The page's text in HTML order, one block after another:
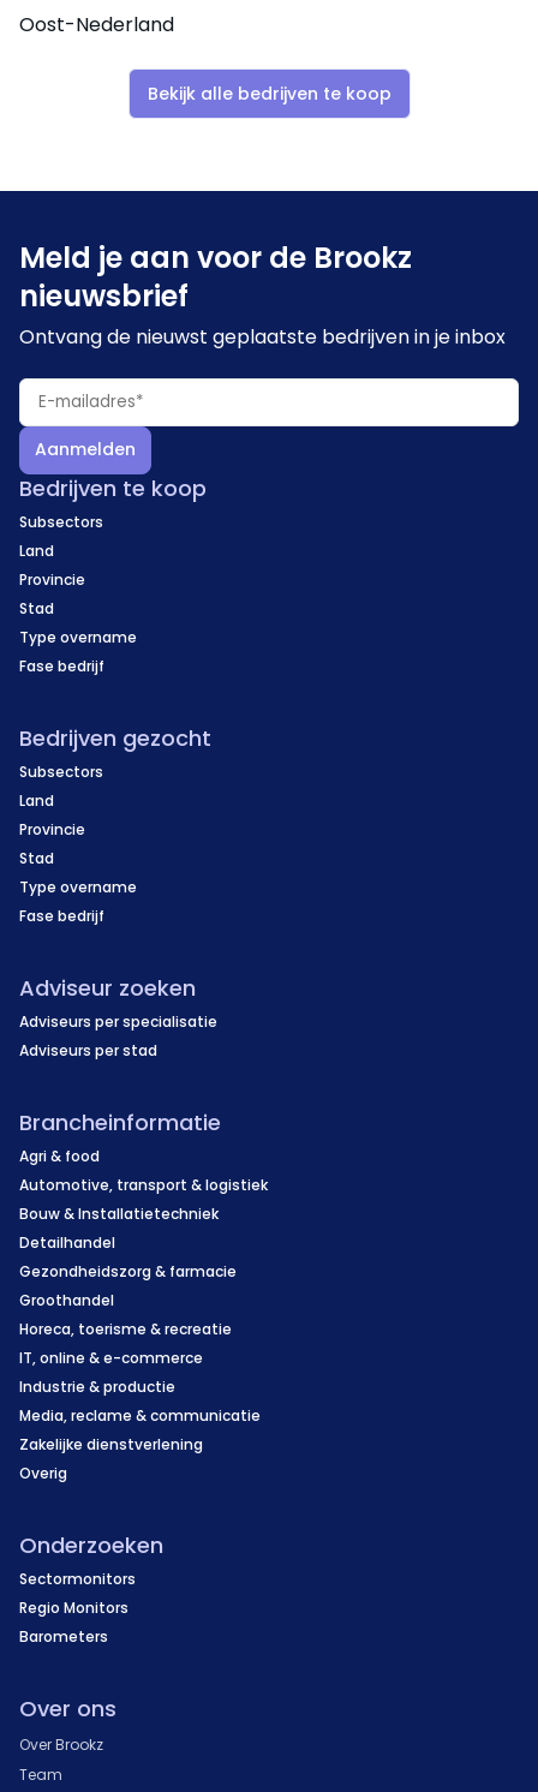
Oost-Nederland
Bekijk alle bedrijven te koop
Meld je aan voor de Brookz
nieuwsbrief
Ontvang de nieuwst geplaatste bedrijven in je inbox
Aanmelden
Bedrijven te koop
Subsectors
Land
Provincie
Stad
Type overname
Fase bedrijf
Bedrijven gezocht
Subsectors
Land
Provincie
Stad
Type overname
Fase bedrijf
Adviseur zoeken
Adviseurs per specialisatie
Adviseurs per stad
Brancheinformatie
Agri & food
Automotive, transport & logistiek
Bouw & Installatietechniek
Detailhandel
Gezondheidszorg & farmacie
Groothandel
Horeca, toerisme & recreatie
IT, online & e-commerce
Industrie & productie
Media, reclame & communicatie
Zakelijke dienstverlening
Overig
Onderzoeken
Sectormonitors
Regio Monitors
Barometers
Over ons
Over Brookz
Team